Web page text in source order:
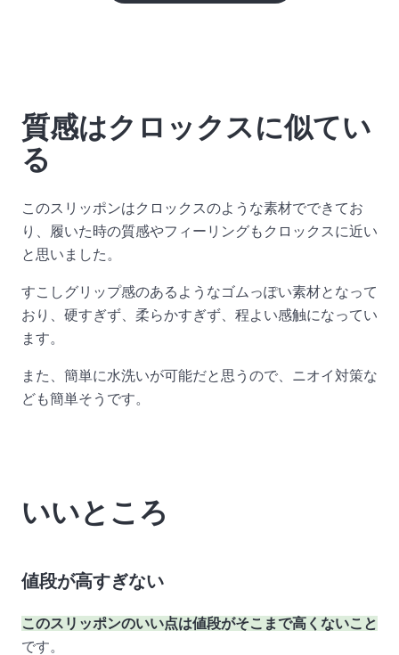
質感はクロックスに似てい
る
このスリッポンはクロックスのような素材でできてお
り、履いた時の質感やフィーリングもクロックスに近い
と思いました。
すこしグリップ感のあるようなゴムっぽい素材となって
おり、硬すぎず、柔らかすぎず、程よい感触になってい
ます。
また、簡単に水洗いが可能だと思うので、ニオイ対策な
ども簡単そうです。
いいところ
値段が高すぎない
このスリッポンのいい点は値段がそこまで高くないこと
です。